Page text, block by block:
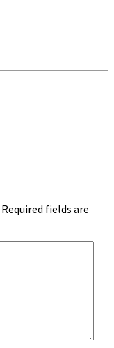
Required fields are